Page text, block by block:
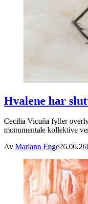
Hvalene har
Cecilia Vicuña fyller
monumentale kollektive
Av Mariann Enge26.06.26